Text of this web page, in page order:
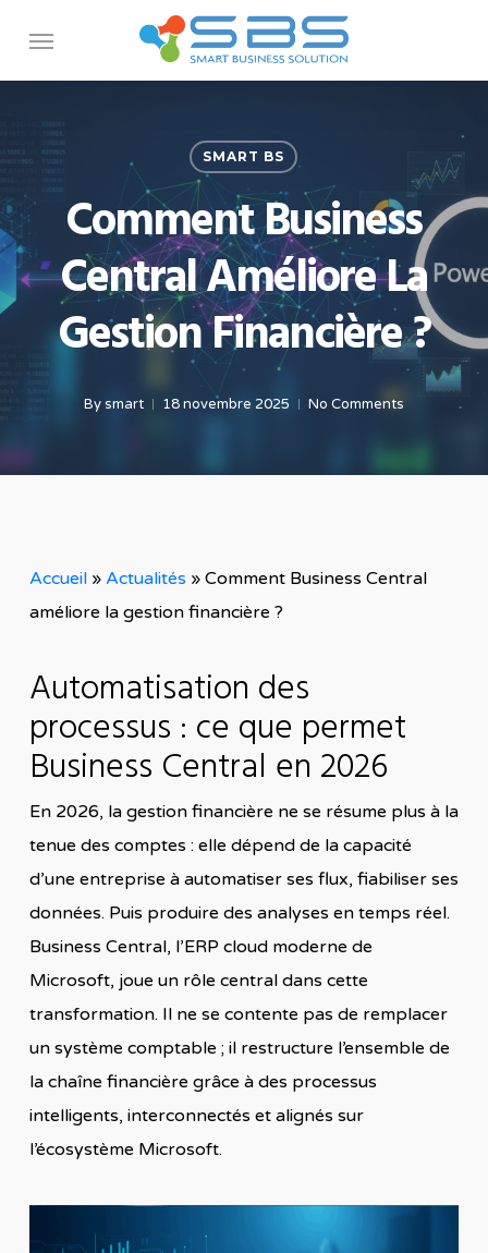
main
Menu
SMART BS
Comment Business
Central Améliore La
Gestion Financière ?
Bysmart 18 novembre 2025 No Comments
Accueil» Actualités » Comment Business Central
améliore la gestion financière ?
Automatisation des
processus : ce que permet
Business Central en 2026
En 2026, la gestion financière ne se résume plus à la
tenue des comptes : elle dépend de la capacité
d’une entreprise à automatiser ses flux, fiabiliser ses
données. Puis produire des analyses en temps réel.
Business Central, l’ERP cloud moderne de
Microsoft, joue un rôle central dans cette
transformation. Il ne se contente pas de remplacer
un système comptable ; il restructure l’ensemble de
la chaîne financière grâce à des processus
intelligents, interconnectés et alignés sur
l’écosystème Microsoft.